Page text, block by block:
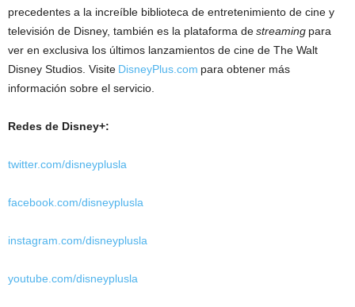
precedentes a la increíble biblioteca de entretenimiento de cine y
televisión de Disney, también es la plataforma destreaming para
ver en exclusiva los últimos lanzamientos de cine de The Walt
Disney Studios. Visite DisneyPlus.com para obtener más
información sobre el servicio.
Redes de Disney+:
twitter.com/disneyplusla
facebook.com/disneyplusla
instagram.com/disneyplusla
youtube.com/disneyplusla